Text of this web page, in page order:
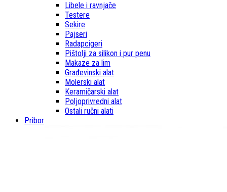
Libele i ravnjače
Testere
Sekire
Pajseri
Radapcigeri
Pištolji za silikon i pur penu
Makaze za lim
Građevinski alat
Molerski alat
Keramičarski alat
Poljoprivredni alat
Ostali ručni alati
Pribor